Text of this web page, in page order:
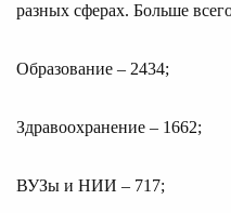
разных сферах. Больше
Образование – 2434;
Здравоохранение ­– 1662;
ВУЗы и НИИ – 717;